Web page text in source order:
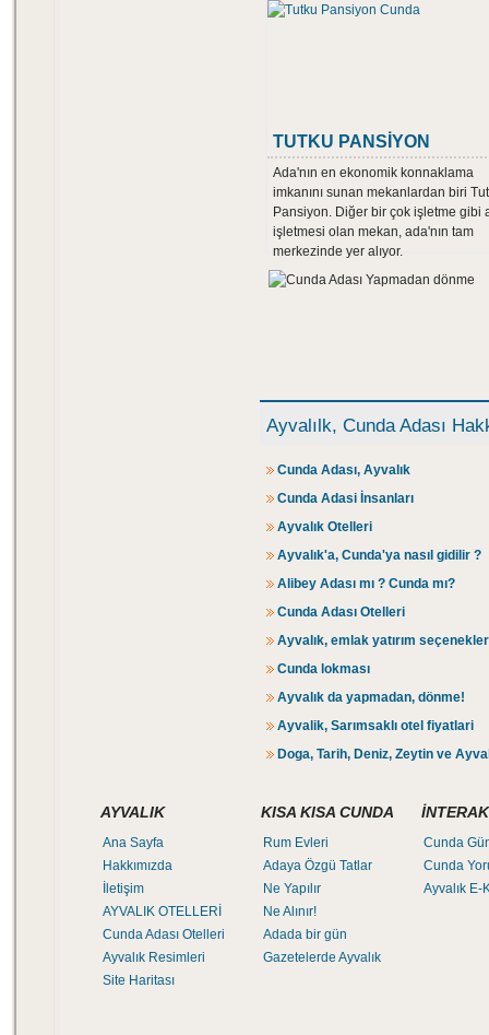
TUTKU PANSİYON
Ada'nın en ekonomik konnaklama
imkanını sunan mekanlardan biri
Pansiyon. Diğer bir çok işletme gibi
işletmesi olan mekan, ada'nın tam
merkezinde yer alıyor.
Ayvalılk, Cunda Adası
Cunda Adası, Ayvalık
Cunda Adasi İnsanları
Ayvalık Otelleri
Ayvalık'a, Cunda'ya nasıl gidilir ?
Alibey Adası mı ? Cunda mı?
Cunda Adası Otelleri
Ayvalık, emlak yatırım
Cunda lokması
Ayvalık da yapmadan, dönme!
Ayvalik, Sarımsaklı otel fiyatlari
Doga, Tarih, Deniz, Zeytin ve
AYVALIK KISA KISA CUNDA
Ana Sayfa
Hakkımızda
İletişim
AYVALIK OTELLERİ
Cunda Adası Otelleri
Ayvalık Resimleri
Site Haritası
Rum Evleri
Adaya Özgü Tatlar
Ne Yapılır
Ne Alınır!
Adada bir gün
Gazetelerde Ayvalık
Cunda
Cunda
Ayvalık E-